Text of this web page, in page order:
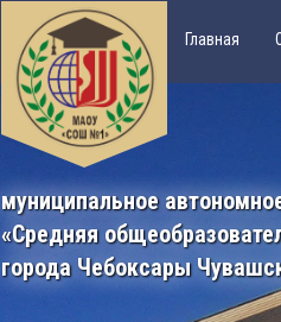
Главная
муниципальное
«Средняя
города Чебоксары